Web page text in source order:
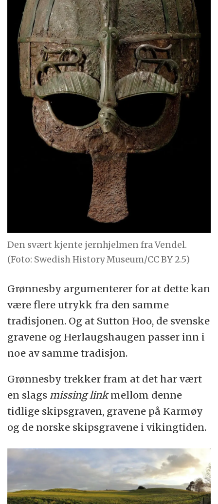
Den svært kjente jernhjelmen fra Vendel.
(Foto: Swedish History Museum/CC BY 2.5)
Grønnesby argumenterer for at dette kan
være flere utrykk fra den samme
tradisjonen. Og at Sutton Hoo, de svenske
gravene og Herlaugshaugen passer inn i
noe av samme tradisjon.
Grønnesby trekker fram at det har vært
en slags missing linkmellom denne
tidlige skipsgraven, gravene på Karmøy
og de norske skipsgravene i vikingtiden.